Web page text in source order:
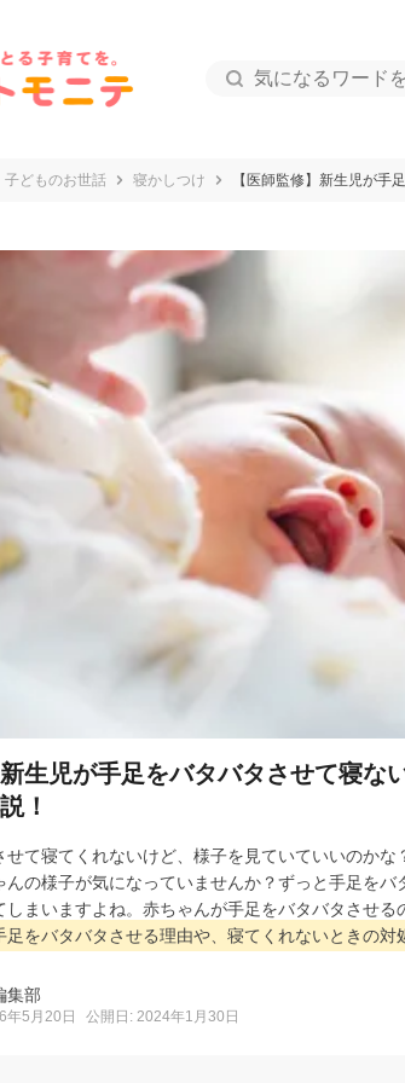
子どものお世話 寝かしつけ 【医師監修】新生児が手
新生児が手足をバタバタさせて寝な
！
せて寝てくれないけど、様子を見ていていいのか
の様子が気になっていませんか？ずっと手足をバ
しまいますよね。赤ちゃんが手足をバタバタさせ
足をバタバタさせる理由や、寝てくれないときの対
集部
年5月20日 公開日: 2024年1月30日